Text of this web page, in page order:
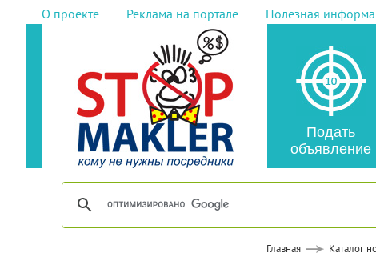
О проекте Реклама на портале Полезная
Подать
объявление
Главная Каталог